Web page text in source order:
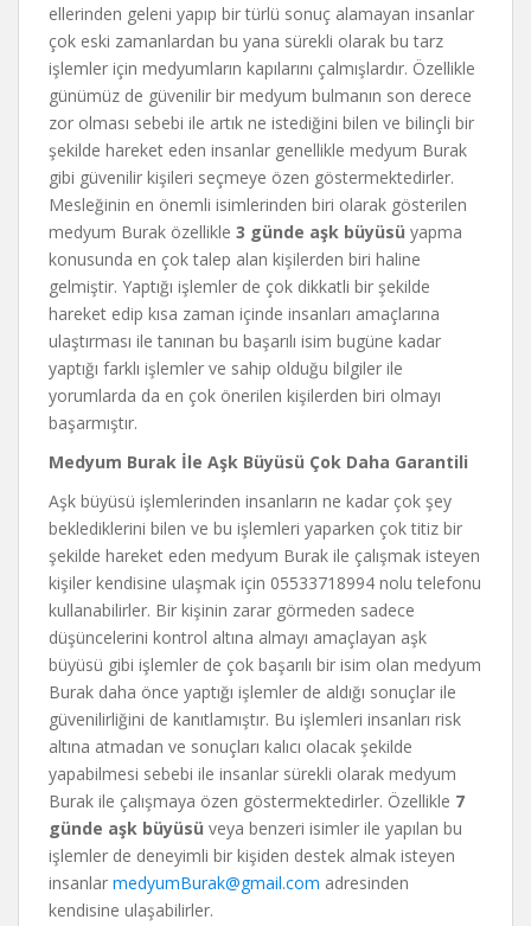
ellerinden geleni yapıp bir türlü sonuç alamayan insanlar
çok eski zamanlardan bu yana sürekli olarak bu tarz
işlemler için medyumların kapılarını çalmışlardır. Özellikle
günümüz de güvenilir bir medyum bulmanın son derece
zor olması sebebi ile artık ne istediğini bilen ve bilinçli bir
şekilde hareket eden insanlar genellikle medyum Burak
gibi güvenilir kişileri seçmeye özen göstermektedirler.
Mesleğinin en önemli isimlerinden biri olarak gösterilen
medyum Burak özellikle 3 günde aşk büyüsü yapma
konusunda en çok talep alan kişilerden biri haline
gelmiştir. Yaptığı işlemler de çok dikkatli bir şekilde
hareket edip kısa zaman içinde insanları amaçlarına
ulaştırması ile tanınan bu başarılı isim bugüne kadar
yaptığı farklı işlemler ve sahip olduğu bilgiler ile
yorumlarda da en çok önerilen kişilerden biri olmayı
başarmıştır.
Medyum Burak İle Aşk Büyüsü Çok Daha Garantili
Aşk büyüsü işlemlerinden insanların ne kadar çok şey
beklediklerini bilen ve bu işlemleri yaparken çok titiz bir
şekilde hareket eden medyum Burak ile çalışmak isteyen
kişiler kendisine ulaşmak için 05533718994 nolu telefonu
kullanabilirler. Bir kişinin zarar görmeden sadece
düşüncelerini kontrol altına almayı amaçlayan aşk
büyüsü gibi işlemler de çok başarılı bir isim olan medyum
Burak daha önce yaptığı işlemler de aldığı sonuçlar ile
güvenilirliğini de kanıtlamıştır. Bu işlemleri insanları risk
altına atmadan ve sonuçları kalıcı olacak şekilde
yapabilmesi sebebi ile insanlar sürekli olarak medyum
Burak ile çalışmaya özen göstermektedirler. Özellikle 7
günde aşk büyüsü veya benzeri isimler ile yapılan bu
işlemler de deneyimli bir kişiden destek almak isteyen
insanlar medyumBurak@gmail.com adresinden
kendisine ulaşabilirler.